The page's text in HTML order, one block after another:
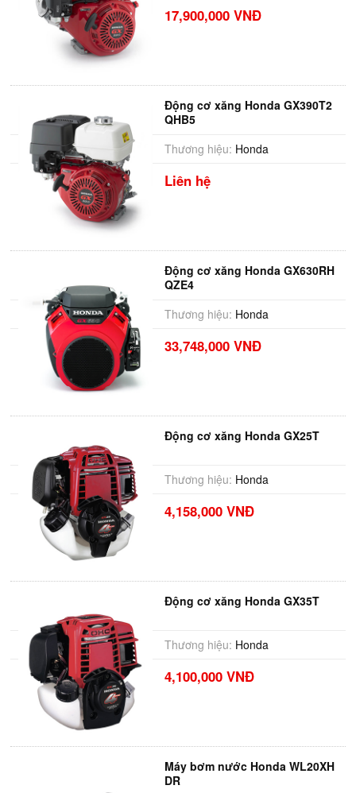
17,900,000 VNĐ
Động cơ xăng Honda GX390T2
QHB5
Thương hiệu: Honda
Liên hệ
Động cơ xăng Honda GX630RH
QZE4
Thương hiệu: Honda
33,748,000 VNĐ
Động cơ xăng Honda GX25T
Thương hiệu: Honda
4,158,000 VNĐ
Động cơ xăng Honda GX35T
Thương hiệu: Honda
4,100,000 VNĐ
Máy bơm nước Honda WL20XH
DR